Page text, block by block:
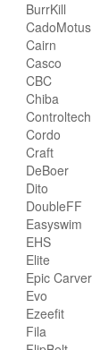
BurrKill
CadoMotus
Cairn
Casco
CBC
Chiba
Controltech
Cordo
Craft
DeBoer
Dito
DoubleFF
Easyswim
EHS
Elite
Epic Carver
Evo
Ezeefit
Fila